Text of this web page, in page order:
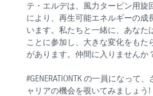
テ・エルデは、風力タービン用旋
により、再生可能エネルギーの成
います。私たちと一緒に、あなた
ことに参加し、大きな変化をもた
があります。仲間に入りませんか
#GENERATIONTK の一員になって
ャリアの機会を覗いてみましょう!